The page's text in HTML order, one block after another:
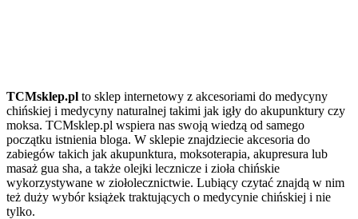
TCMsklep.pl to sklep internetowy z akcesoriami do medycyny
chińskiej i medycyny naturalnej takimi jak igły do akupunktury czy
moksa. TCMsklep.pl wspiera nas swoją wiedzą od samego
początku istnienia bloga. W sklepie znajdziecie akcesoria do
zabiegów takich jak akupunktura, moksoterapia, akupresura lub
masaż gua sha, a także olejki lecznicze i zioła chińskie
wykorzystywane w ziołolecznictwie. Lubiący czytać znajdą w nim
też duży wybór książek traktujących o medycynie chińskiej i nie
tylko.